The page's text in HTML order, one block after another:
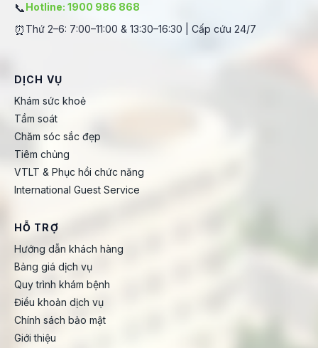
📞Hotline: 1900 986 868
⏰ Thứ 2–6: 7:00–11:00 & 13:30–16:30 | Cấp cứu 24/7
DỊCH VỤ
Khám sức khoẻ
Tầm soát
Chăm sóc sắc đẹp
Tiêm chủng
VTLT & Phục hồi chức năng
International Guest Service
HỖ TRỢ
Hướng dẫn khách hàng
Bảng giá dịch vụ
Quy trình khám bệnh
Điều khoản dịch vụ
Chính sách bảo mật
Giới thiệu